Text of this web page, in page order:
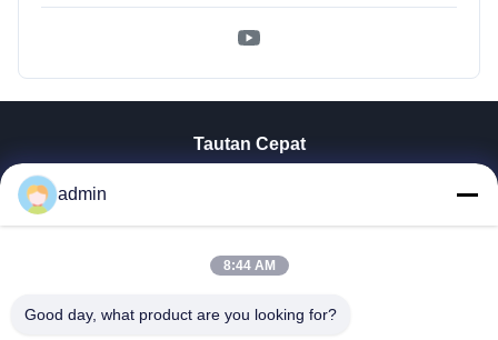
Tautan Cepat
Tentang Kita
Kontrol Kualitas
admin
8:44 AM
Good day, what product are you looking for?